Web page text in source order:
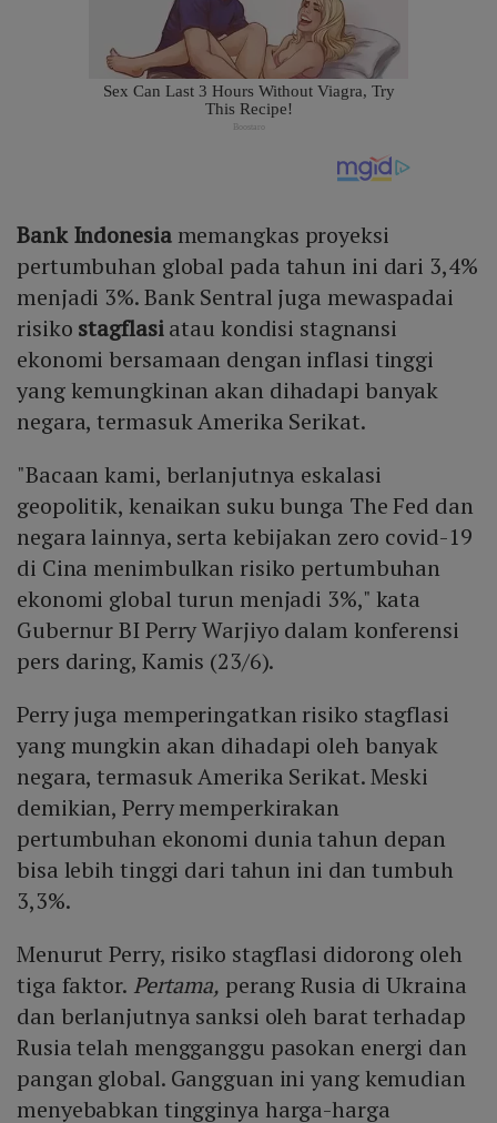
Bank Indonesiamemangkas proyeksi
pertumbuhan global pada tahun ini dari 3,4%
menjadi 3%. Bank Sentral juga mewaspadai
risiko stagflasiatau kondisi stagnansi
ekonomi bersamaan dengan inflasi tinggi
yang kemungkinan akan dihadapi banyak
negara, termasuk Amerika Serikat.
"Bacaan kami, berlanjutnya eskalasi
geopolitik, kenaikan suku bunga The Fed dan
negara lainnya, serta kebijakan zero covid-19
di Cina menimbulkan risiko pertumbuhan
ekonomi global turun menjadi 3%," kata
Gubernur BI Perry Warjiyo dalam konferensi
pers daring, Kamis (23/6).
Perry juga memperingatkan risiko stagflasi
yang mungkin akan dihadapi oleh banyak
negara, termasuk Amerika Serikat. Meski
demikian, Perry memperkirakan
pertumbuhan ekonomi dunia tahun depan
bisa lebih tinggi dari tahun ini dan tumbuh
3,3%.
Menurut Perry, risiko stagflasi didorong oleh
tiga faktor. Pertama, perang Rusia di Ukraina
dan berlanjutnya sanksi oleh barat terhadap
Rusia telah mengganggu pasokan energi dan
pangan global. Gangguan ini yang kemudian
menyebabkan tingginya harga-harga